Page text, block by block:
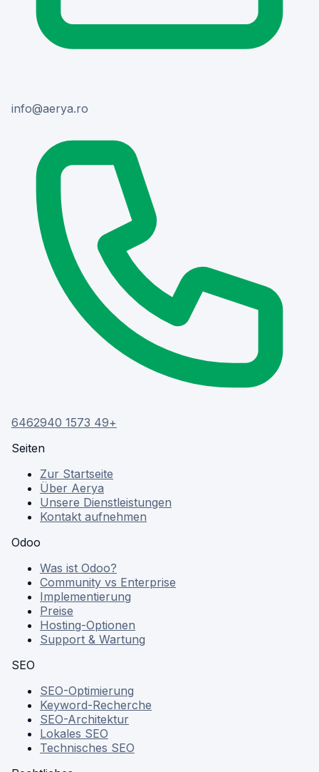
or.ayrea@ofni
+49 1573 6462940
Seiten
Zur Startseite
Über Aerya
Unsere Dienstleistungen
Kontakt aufnehmen
Odoo
Was ist Odoo?
Community vs Enterprise
Implementierung
Preise
Hosting-Optionen
Support & Wartung
SEO
SEO-Optimierung
Keyword-Recherche
SEO-Architektur
Lokales SEO
Technisches SEO